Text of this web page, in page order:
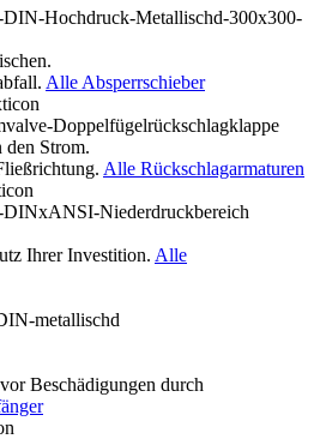
Alle Absperrschieber
den Strom.
Alle Rückschlagarmaturen
Ihrer Investition. Alle
Beschädigungen durch